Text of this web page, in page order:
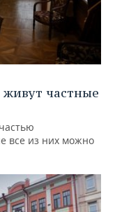
частные
все из них можно